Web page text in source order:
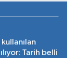
Tarih belli